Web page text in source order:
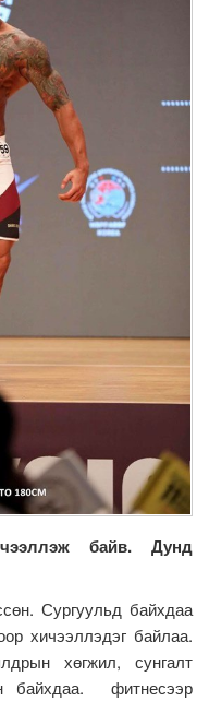
байв. Дунд
Сургуульд байхдаа
хичээллэдэг байлаа.
хөгжил, сунгалт
байхдаа. фитнесээр